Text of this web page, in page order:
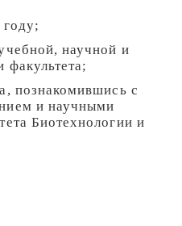
научной и
факультета;
познакомившись с
и научными
Биотехнологии и